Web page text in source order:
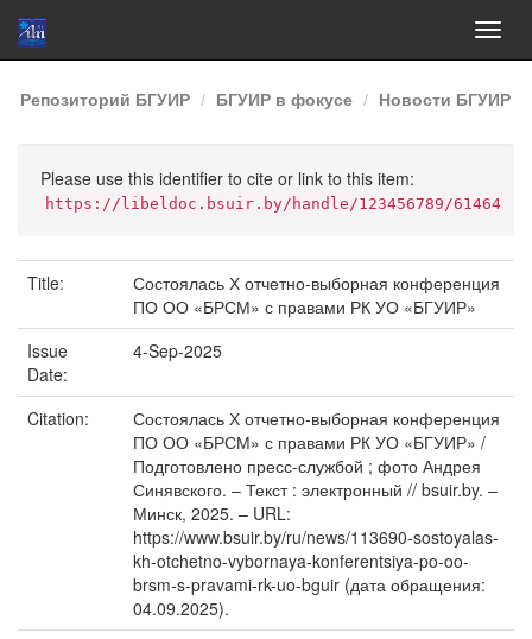
Skip
navigation
Репозиторий БГУИР БГУИР в фокусе Новости БГУИР
Please use this identifier to cite or link to this item:
https://libeldoc.bsuir.by/handle/123456789/61464
Title:
Состоялась Х отчетно-выборная конференция
ПО ОО «БРСМ» с правами РК УО «БГУИР»
Issue
Date:
4-Sep-2025
Citation:
Состоялась Х отчетно-выборная конференция
ПО ОО «БРСМ» с правами РК УО «БГУИР» /
Подготовлено пресс-службой ; фото Андрея
Синявского. – Текст : электронный // bsuir.by. –
Минск, 2025. – URL:
https://www.bsuir.by/ru/news/113690-sostoyalas-
kh-otchetno-vybornaya-konferentsiya-po-oo-
brsm-s-pravami-rk-uo-bguir (дата обращения:
04.09.2025).